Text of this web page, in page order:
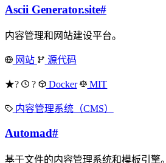
Ascii Generator.site#
内容管理和网站建设平台。
网站 源代码
★? ? Docker MIT
内容管理系统（CMS）
Automad#
基于文件的内容管理系统和模板引擎。